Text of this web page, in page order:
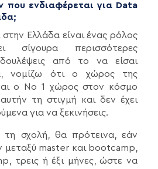
που ενδιαφέρεται για Data
Ελλάδα είναι ένας ρόλος
περισσότερες
από το να είσαι
νομίζω ότι ο χώρος της
ο Νο 1 χώρος στον κόσμο
τη στιγμή και δεν έχει
για να ξεκινήσεις.
σχολή, θα πρότεινα, εάν
μεταξύ master και bootcamp,
τρεις ή έξι μήνες, ώστε να